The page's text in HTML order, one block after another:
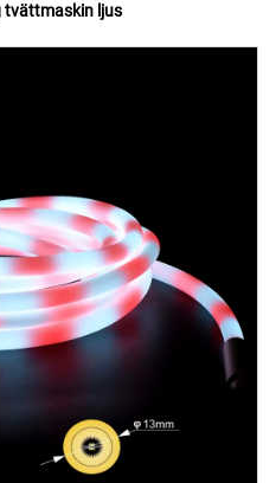
tvättmaskin ljus